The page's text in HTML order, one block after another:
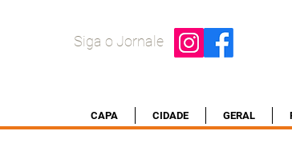
Siga o Jornale
CAPA CIDADE GERAL